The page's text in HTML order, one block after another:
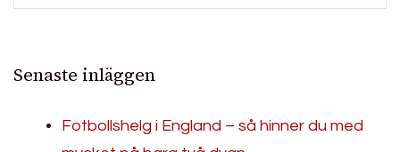
Senaste inläggen
Fotbollshelg i England – så hinner du med